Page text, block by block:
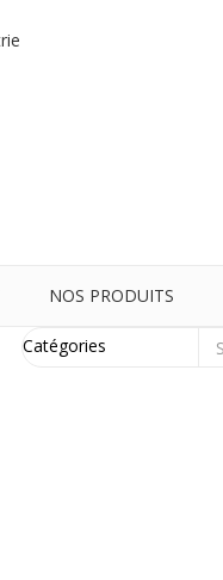
NOS PRODUITS